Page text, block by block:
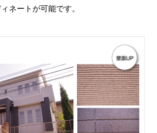
ネートが可能です。